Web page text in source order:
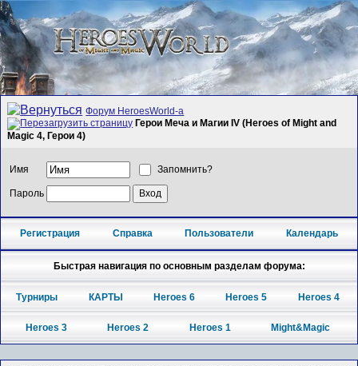
Форум HeroesWorld-а
Герои Меча и Магии IV (Heroes of Might and
Magic 4, Герои 4)
Имя Запомнить?
Пароль
Регистрация Справка Пользователи Календарь
Быстрая навигация по основным разделам форума:
Турниры КАРТЫ Heroes 6 Heroes 5 Heroes 4
Heroes 3 Heroes 2 Heroes 1 Might&Magic